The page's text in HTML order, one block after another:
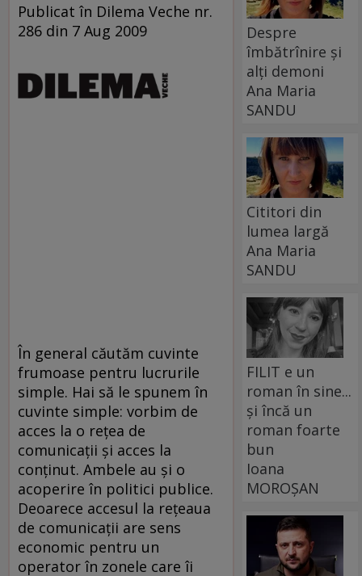
Publicat în Dilema Veche nr.
286 din 7 Aug 2009
În general căutăm cuvinte
frumoase pentru lucrurile
simple. Hai să le spunem în
cuvinte simple: vorbim de
acces la o reţea de
comunicaţii şi acces la
conţinut. Ambele au şi o
acoperire în politici publice.
Deoarece accesul la reţeaua
de comunicaţii are sens
economic pentru un
operator în zonele care îi
Despre
îmbătrînire și
alți demoni
Ana Maria
SANDU
Cititori din
lumea largă
Ana Maria
SANDU
FILIT e un
roman în sine...
și încă un
roman foarte
bun
Ioana
MOROȘAN